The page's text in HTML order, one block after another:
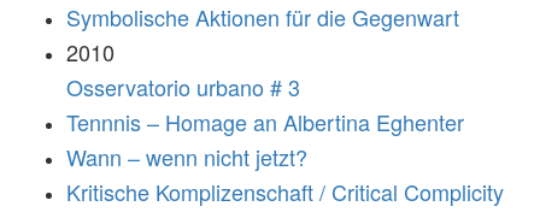
Symbolische Aktionen für die Gegenwart
2010
Osservatorio urbano # 3
Tennnis – Homage an Albertina Eghenter
Wann – wenn nicht jetzt?
Kritische Komplizenschaft / Critical Complicity